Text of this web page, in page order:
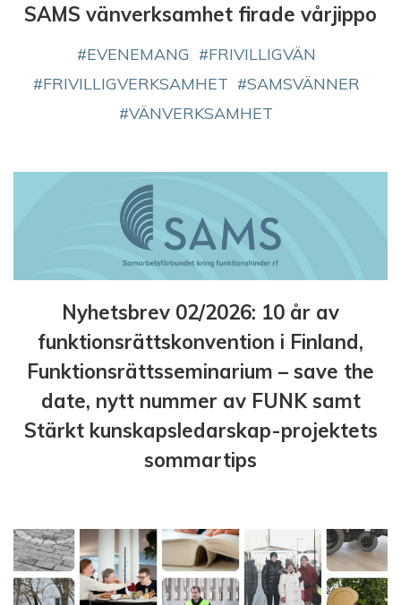
SAMS vänverksamhet firade vårjippo
EVENEMANG
FRIVILLIGVÄN
FRIVILLIGVERKSAMHET
SAMSVÄNNER
VÄNVERKSAMHET
Nyhetsbrev 02/2026: 10 år av
funktionsrättskonvention i Finland,
Funktionsrättsseminarium – save the
date, nytt nummer av FUNK samt
Stärkt kunskapsledarskap-projektets
sommartips